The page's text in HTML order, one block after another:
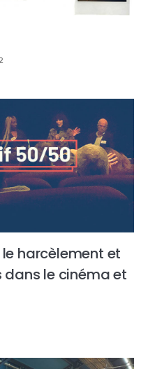
harcèlement et
dans le cinéma et